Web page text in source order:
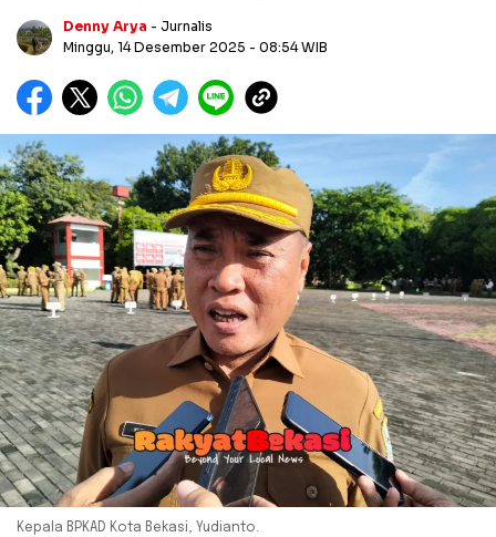
Denny Arya - Jurnalis
Minggu, 14 Desember 2025 - 08:54 WIB
Kepala BPKAD Kota Bekasi, Yudianto.